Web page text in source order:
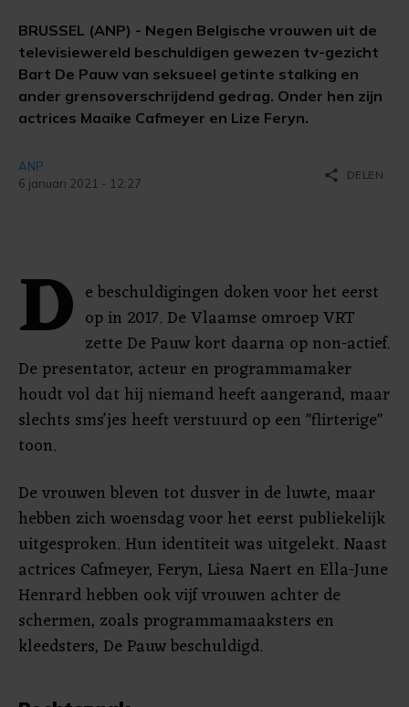
BRUSSEL (ANP) - Negen Belgische vrouwen uit de
televisiewereld beschuldigen gewezen tv-gezicht
Bart De Pauw van seksueel getinte stalking en
ander grensoverschrijdend gedrag. Onder hen zijn
actrices Maaike Cafmeyer en Lize Feryn.
ANP
6 januari 2021 - 12:27
share DELEN
D e beschuldigingen doken voor het eerst
op in 2017. De Vlaamse omroep VRT
zette De Pauw kort daarna op non-actief.
De presentator, acteur en programmamaker
houdt vol dat hij niemand heeft aangerand, maar
slechts sms'jes heeft verstuurd op een "flirterige"
toon.
De vrouwen bleven tot dusver in de luwte, maar
hebben zich woensdag voor het eerst publiekelijk
uitgesproken. Hun identiteit was uitgelekt. Naast
actrices Cafmeyer, Feryn, Liesa Naert en Ella-June
Henrard hebben ook vijf vrouwen achter de
schermen, zoals programmamaaksters en
kleedsters, De Pauw beschuldigd.